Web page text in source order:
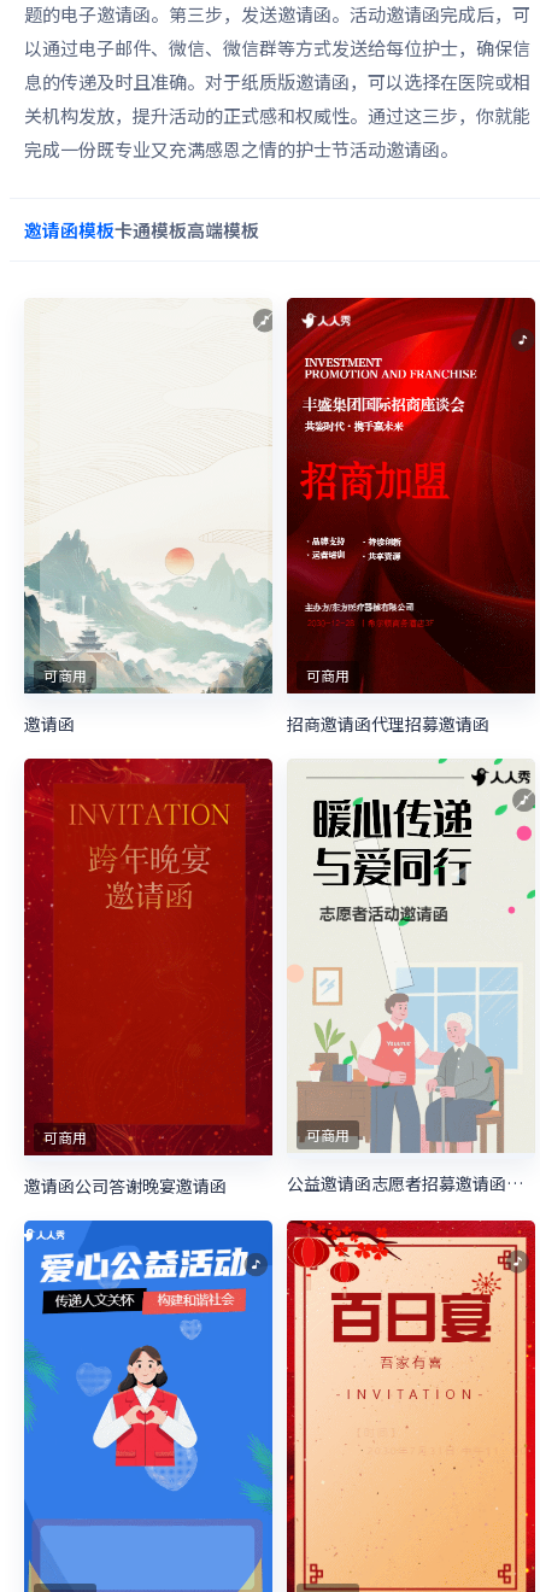
题的电子邀请函。第三步，发送邀请函。活动邀请函完成后，可
以通过电子邮件、微信、微信群等方式发送给每位护士，确保信
息的传递及时且准确。对于纸质版邀请函，可以选择在医院或相
关机构发放，提升活动的正式感和权威性。通过这三步，你就能
完成一份既专业又充满感恩之情的护士节活动邀请函。
邀请函模板卡通模板高端模板
可商用
邀请函
可商用
招商邀请函代理招募邀请函
可商用
邀请函公司答谢晚宴邀请函
可商用
公益邀请函志愿者招募邀请函慈善活动邀请函